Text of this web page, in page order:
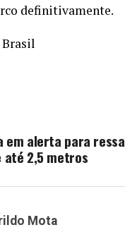
definitivamente.
Brasil
em alerta para
até 2,5 metros
Mota